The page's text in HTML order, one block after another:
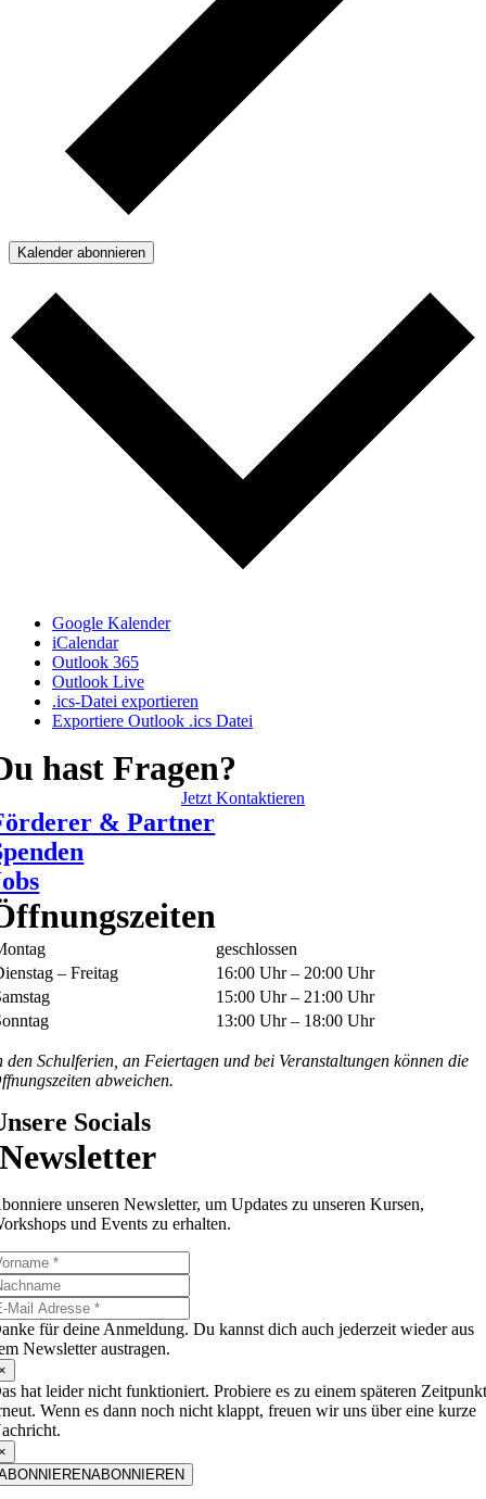
Kalender abonnieren
Google Kalender
iCalendar
Outlook 365
Outlook Live
.ics-Datei exportieren
Exportiere Outlook .ics Datei
hast Fragen?
Jetzt Kontaktieren
& Partner
geschlossen
– Freitag
16:00 Uhr – 20:00 Uhr
15:00 Uhr – 21:00 Uhr
13:00 Uhr – 18:00 Uhr
den Schulferien, an Feiertagen und bei Veranstaltungen können die
abweichen.
Socials
Newsletter
unseren Newsletter, um Updates zu unseren Kursen,
und Events zu erhalten.
für deine Anmeldung. Du kannst dich auch jederzeit wieder aus
Newsletter austragen.
hat leider nicht funktioniert. Probiere es zu einem späteren
Wenn es dann noch nicht klappt, freuen wir uns über eine kurze
ABONNIEREN